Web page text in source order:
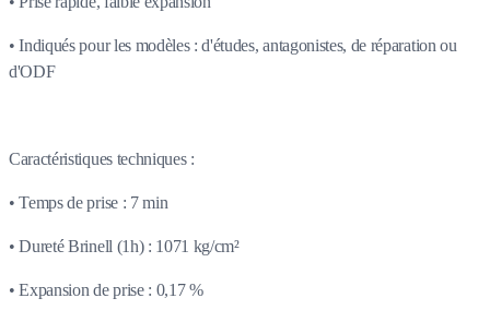
• Indiqués pour les modèles : d'études, antagonistes, de réparation ou
d'ODF
Caractéristiques techniques :
• Temps de prise : 7 min
• Dureté Brinell (1h) : 1071 kg/cm²
• Expansion de prise : 0,17 %